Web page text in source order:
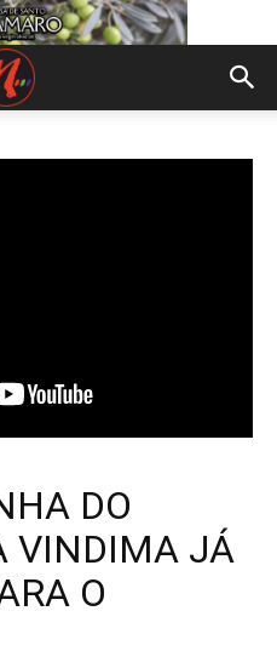
DO
VINDIMA JÁ
O